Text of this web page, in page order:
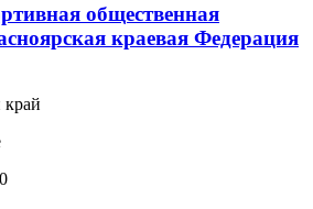
общественная
краевая Федерация
край